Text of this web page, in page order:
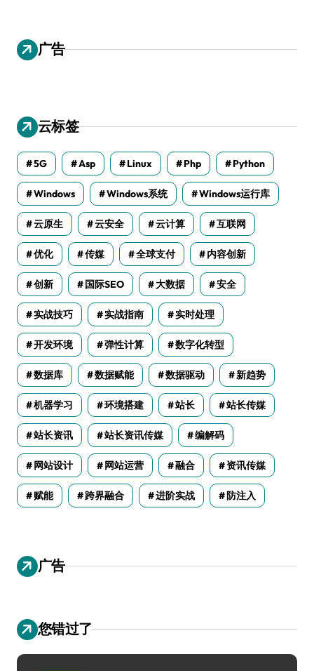
广告
云标签
5G Asp Linux Php Python
Windows Windows系统 Windows运行库
云原生 云安全 云计算 互联网
优化 传媒 全球支付 内容创新
创新 国际SEO 大数据 安全
实战技巧 实战指南 实时处理
开发环境 弹性计算 数字化转型
数据库 数据赋能 数据驱动 新趋势
机器学习 环境搭建 站长 站长传媒
站长资讯 站长资讯传媒 编解码
网站设计 网站运营 融合 资讯传媒
赋能 跨界融合 进阶实战 防注入
广告
您错过了